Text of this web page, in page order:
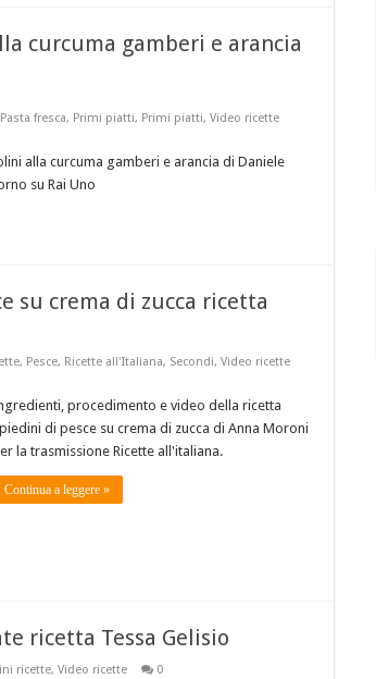
curcuma gamberi e arancia
Pasta fresca, Primi piatti, Primi piatti, Video ricette
alla curcuma gamberi e arancia di Daniele
su Rai Uno
su crema di zucca ricetta
, Pesce, Ricette all'Italiana, Secondi, Video ricette
procedimento e video della ricetta
di pesce su crema di zucca di Anna Moroni
la trasmissione Ricette all'italiana.
Continua a leggere »
ricetta Tessa Gelisio
ricette, Video ricette 0